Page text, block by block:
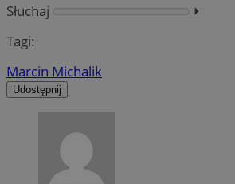
Słuchaj
⏵︎
Tagi:
Marcin Michalik
Udostępnij